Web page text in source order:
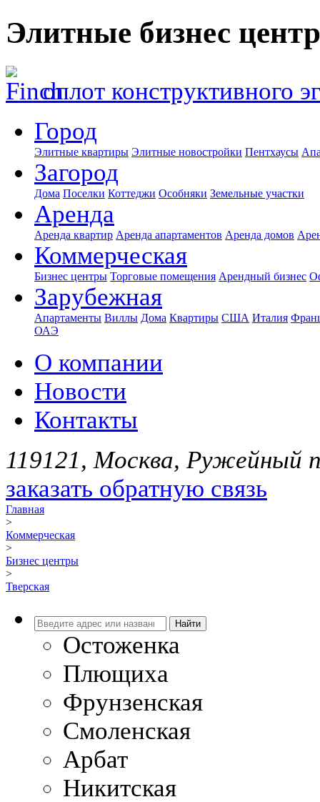
Элитные бизнес
оплот конструктивного
Город
Элитные квартиры Элитные новостройки Пентхаусы
Загород
Дома Поселки Коттеджи Особняки Земельные участки
Аренда
Аренда квартир Аренда апартаментов Аренда домов
Коммерческая
Бизнес центры Торговые помещения Арендный бизнес
Зарубежная
Апартаменты Виллы Дома Квартиры США Италия
ОАЭ
О компании
Новости
Контакты
119121, Москва, Ружейный
заказать обратную связь
Главная
>
Коммерческая
>
Бизнес центры
>
Тверская
Остоженка
Плющиха
Фрунзенская
Смоленская
Арбат
Никитская